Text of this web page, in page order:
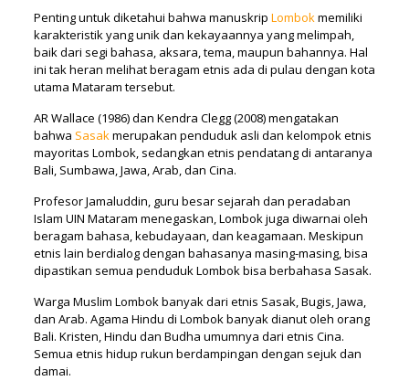
Penting untuk diketahui bahwa manuskrip Lombokmemiliki
karakteristik yang unik dan kekayaannya yang melimpah,
baik dari segi bahasa, aksara, tema, maupun bahannya. Hal
ini tak heran melihat beragam etnis ada di pulau dengan kota
utama Mataram tersebut.
AR Wallace (1986) dan Kendra Clegg (2008) mengatakan
bahwa Sasakmerupakan penduduk asli dan kelompok etnis
mayoritas Lombok, sedangkan etnis pendatang di antaranya
Bali, Sumbawa, Jawa, Arab, dan Cina.
Profesor Jamaluddin, guru besar sejarah dan peradaban
Islam UIN Mataram menegaskan, Lombok juga diwarnai oleh
beragam bahasa, kebudayaan, dan keagamaan. Meskipun
etnis lain berdialog dengan bahasanya masing-masing, bisa
dipastikan semua penduduk Lombok bisa berbahasa Sasak.
Warga Muslim Lombok banyak dari etnis Sasak, Bugis, Jawa,
dan Arab. Agama Hindu di Lombok banyak dianut oleh orang
Bali. Kristen, Hindu dan Budha umumnya dari etnis Cina.
Semua etnis hidup rukun berdampingan dengan sejuk dan
damai.